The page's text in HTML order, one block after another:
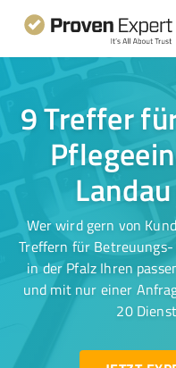
9 Treffer
Wer wird gern von
Treffern für
in der Pfalz Ihren
und mit nur einer
20